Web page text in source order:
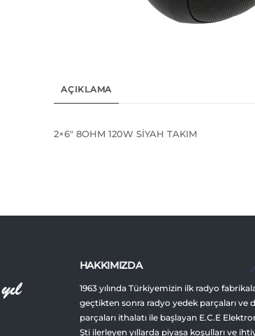
AÇIKLAMA
2×6″ 8OHM 120W SİYAH TAKIM
HAKKIMIZDA
1963 yılında Türkiyemizin ilk radyo
geçtikten sonra radyo yedek parçaları ve
parçaları ithalatı ile başlayan E.C.E
Şti ilerleyen yıllarda piyasa koşulları ve